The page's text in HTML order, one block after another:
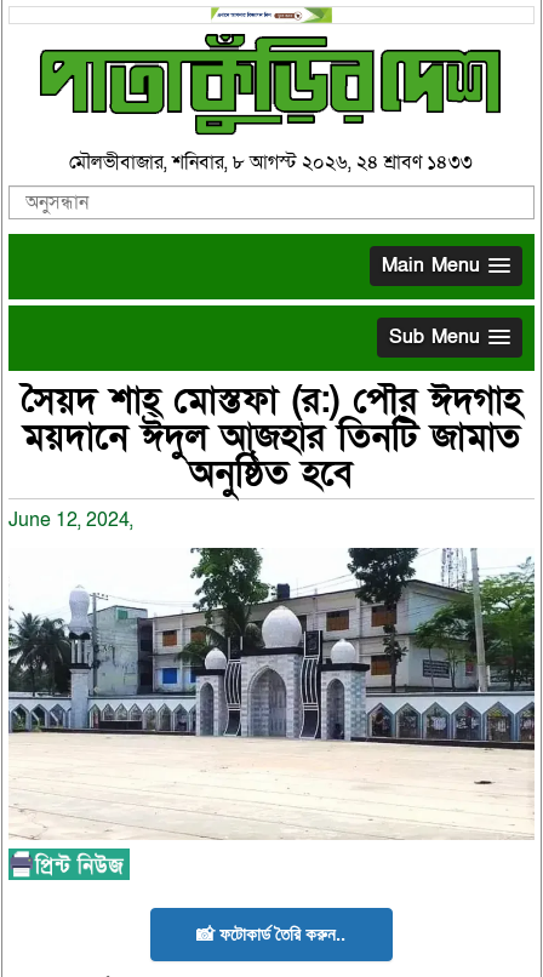
মৌলভীবাজার, শনিবার, ৮ আগস্ট ২০২৬, ২৪ শ্রাবণ ১৪৩৩
Main Menu
Sub Menu
সৈয়দ শাহ্ মোস্তফা (র:) পৌর ঈদগাহ
ময়দানে ঈদুল আজহার তিনটি জামাত
অনুষ্ঠিত হবে
June 12, 2024,
📸 ফটোকার্ড তৈরি করুন..